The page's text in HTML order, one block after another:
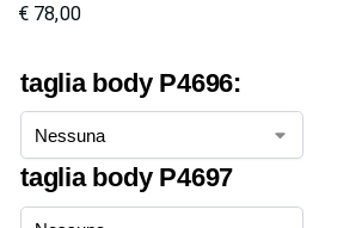
€ 78,00
taglia body P4696:
taglia body P4697